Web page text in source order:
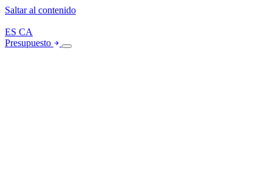
Saltar al contenido
ES CA
Presupuesto